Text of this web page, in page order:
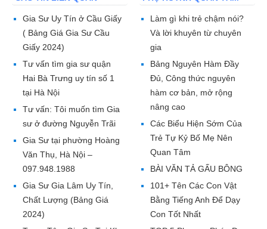
Gia Sư Uy Tín ở Cầu Giấy
( Bảng Giá Gia Sư Cầu
Giấy 2024)
Tư vấn tìm gia sư quận
Hai Bà Trưng uy tín số 1
tại Hà Nội
Tư vấn: Tôi muốn tìm Gia
sư ở đường Nguyễn Trãi
Gia Sư tại phường Hoàng
Văn Thụ, Hà Nội –
097.948.1988
Gia Sư Gia Lâm Uy Tín,
Chất Lượng (Bảng Giá
2024)
Làm gì khi trẻ chậm nói?
Và lời khuyên từ chuyên
gia
Bảng Nguyên Hàm Đầy
Đủ, Công thức nguyên
hàm cơ bản, mở rộng
nâng cao
Các Biểu Hiện Sớm Của
Trẻ Tự Kỷ Bố Mẹ Nên
Quan Tâm
BÀI VĂN TẢ GẤU BÔNG
101+ Tên Các Con Vật
Bằng Tiếng Anh Để Dạy
Con Tốt Nhất